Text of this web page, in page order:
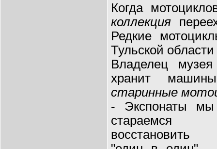
Когда
коллекция
Редкие
Тульской
Владелец
хранит
старинные
- Экспонаты мы
стараемся
восстановить